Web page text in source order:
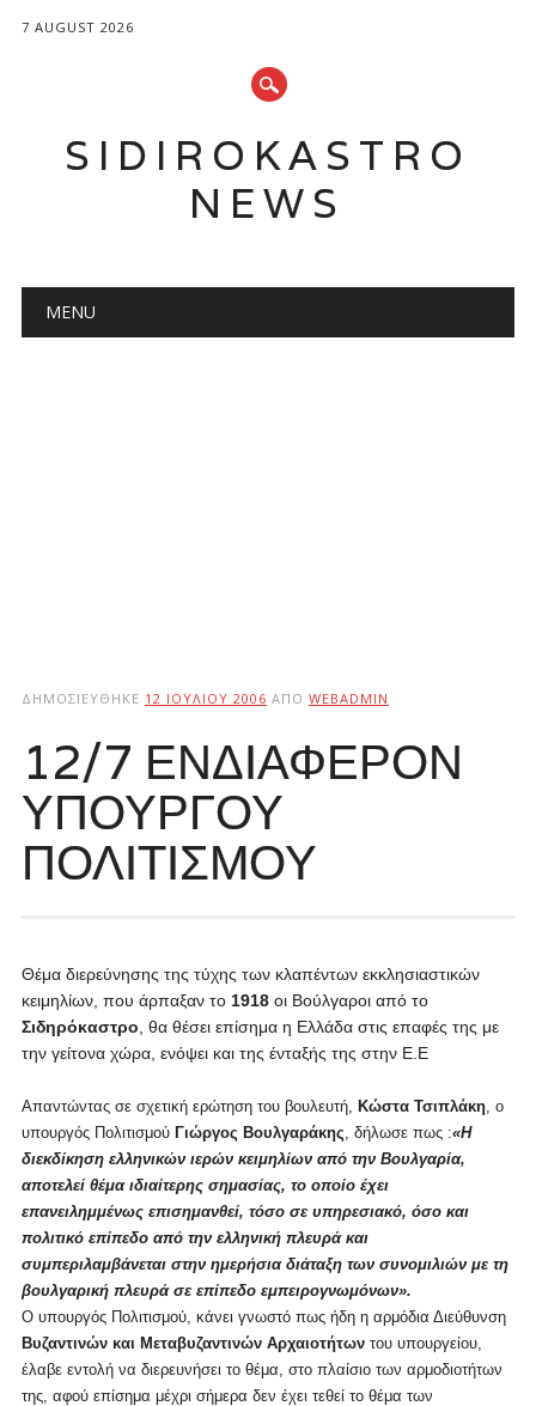
7 AUGUST 2026
SIDIROKASTRO
NEWS
Main menu
MENU
ΔΗΜΟΣΙΕΎΘΗΚΕ 12 ΙΟΥΛΊΟΥ 2006 ΑΠΌ WEBADMIN
12/7 ΕΝΔΙΑΦΕΡΟΝ
ΥΠΟΥΡΓΟΥ
ΠΟΛΙΤΙΣΜΟΥ
Θέμα διερεύνησης της τύχης των κλαπέντων εκκλησιαστικών
κειμηλίων, που άρπαξαν το 1918οι Βούλγαροι από το
Σιδηρόκαστρο , θα θέσει επίσημα η Ελλάδα στις επαφές της με
την γείτονα χώρα, ενόψει και της ένταξής της στην Ε.Ε
Απαντώντας σε σχετική ερώτηση του βουλευτή, Κώστα Τσιπλάκη, ο
υπουργός Πολιτισμού Γιώργος Βουλγαράκης, δήλωσε πως :«Η
διεκδίκηση ελληνικών ιερών κειμηλίων από την Βουλγαρία,
αποτελεί θέμα ιδιαίτερης σημασίας, το οποίο έχει
επανειλημμένως επισημανθεί, τόσο σε υπηρεσιακό, όσο και
πολιτικό επίπεδο από την ελληνική πλευρά και
συμπεριλαμβάνεται στην ημερήσια διάταξη των συνομιλιών με τη
βουλγαρική πλευρά σε επίπεδο εμπειρογνωμόνων».
Ο υπουργός Πολιτισμού, κάνει γνωστό πως ήδη η αρμόδια Διεύθυνση
Βυζαντινών και Μεταβυζαντινών Αρχαιοτήτωντου υπουργείου,
έλαβε εντολή να διερευνήσει το θέμα, στο πλαίσιο των αρμοδιοτήτων
της, αφού επίσημα μέχρι σήμερα δεν έχει τεθεί το θέμα των